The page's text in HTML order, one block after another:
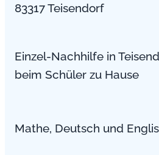
83317 Teisendorf
Einzel-Nachhilfe in
beim Schüler zu Hause
Mathe, Deutsch und